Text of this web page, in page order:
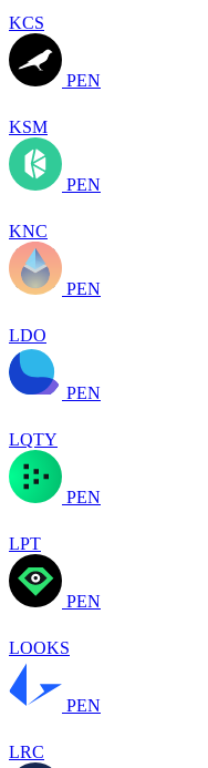
KCS
PEN
KSM
PEN
KNC
PEN
LDO
PEN
LQTY
PEN
LPT
PEN
LOOKS
PEN
LRC